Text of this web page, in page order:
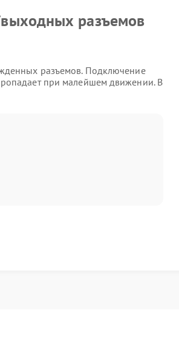
разъемов
разъемов. Подключение
при малейшем движении. В
частого подключения или
необходимым шагом для